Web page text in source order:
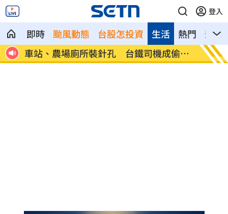
登入
即時 颱風動態 台股怎投資 熱門 影音
生活
用
車站、農場廁所裝針孔 台鐵司機成偷拍
狼
下週
鍵